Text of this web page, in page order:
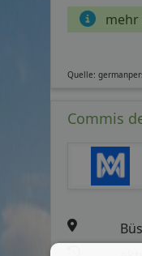
mehr
Quelle:
Commis